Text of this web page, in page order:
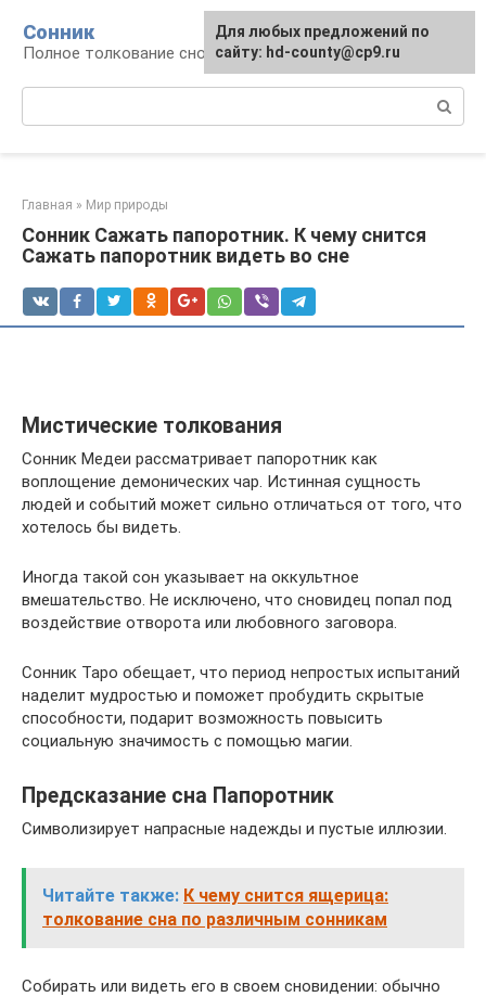
контенту
Сонник
Полное толкование снов
Главная » Мир природы
Сонник Сажать папоротник. К чему снится
Сажать папоротник видеть во сне
Мистические толкования
Сонник Медеи рассматривает папоротник как
воплощение демонических чар. Истинная сущность
людей и событий может сильно отличаться от того, что
хотелось бы видеть.
Иногда такой сон указывает на оккультное
вмешательство. Не исключено, что сновидец попал под
воздействие отворота или любовного заговора.
Сонник Таро обещает, что период непростых испытаний
наделит мудростью и поможет пробудить скрытые
способности, подарит возможность повысить
социальную значимость с помощью магии.
Предсказание сна Папоротник
Символизирует напрасные надежды и пустые иллюзии.
Читайте также: К чему снится ящерица:
толкование сна по различным сонникам
Собирать или видеть его в своем сновидении: обычно
Для любых предложений по
сайту: hd-county@cp9.ru